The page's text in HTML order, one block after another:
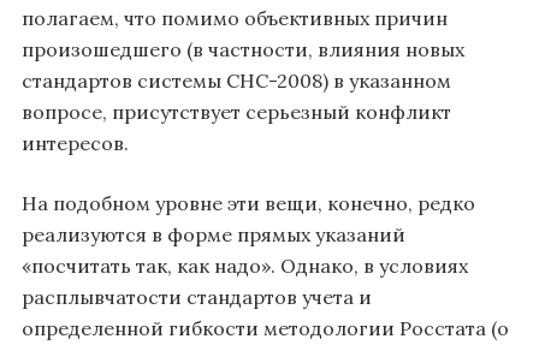
полагаем, что помимо объективных причин
произошедшего (в частности, влияния новых
стандартов системы СНС-2008) в указанном
вопросе, присутствует серьезный конфликт
интересов.
На подобном уровне эти вещи, конечно, редко
реализуются в форме прямых указаний
«посчитать так, как надо». Однако, в условиях
расплывчатости стандартов учета и
определенной гибкости методологии Росстата (о